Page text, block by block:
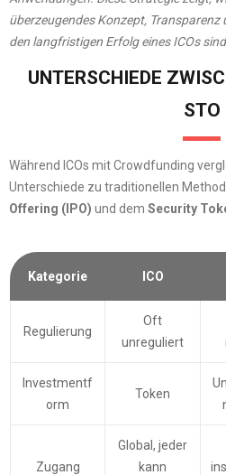
überzeugendes Konzept,
den langfristigen Erfolg eines ICOs
UNTERSCHIEDE
STO
Während ICOs mit Crowdfunding
Unterschiede zu traditionellen
Offering (IPO) und dem Security
Kategorie ICO
Regulierung
Oft
unreguliert
Investmentf
orm
Token
Zugang
Global, jeder
kann